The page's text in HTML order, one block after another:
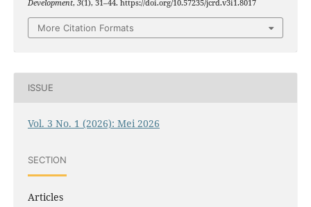
Development, 3(1), 31–44. https://doi.org/10.57235/jcrd.v3i1.8017
More Citation Formats
ISSUE
Vol. 3 No. 1 (2026): Mei 2026
SECTION
Articles